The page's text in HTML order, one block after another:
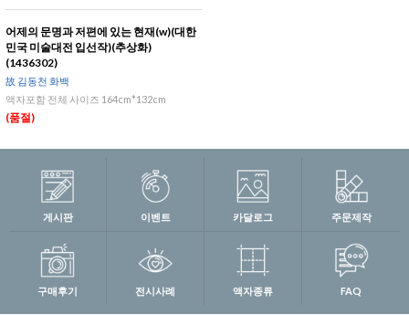
어제의 문명과 저편에 있는 현재(w)(대한
민국 미술대전 입선작)(추상화)
(1436302)
故 김동천 화백
액자포함 전체 사이즈 164cm*132cm
(품절)
게시판 이벤트 카달로그 주문제작
구매후기 전시사례 액자종류 FAQ